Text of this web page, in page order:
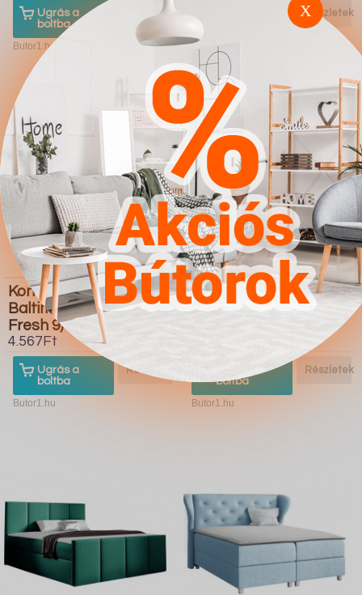
Ugrás a
boltba
Részletek
Butor1.hu
Részletek
Butor1.hu
Kontinentális ágy
Baltimore 170 (Soft 017
Fresh 9)
4.567Ft
Ugrás a
boltba
Részletek
Butor1.hu
Kárpitozott bútorok
Providence 171 (Soft
boltba
Részletek
Butor1.hu
X